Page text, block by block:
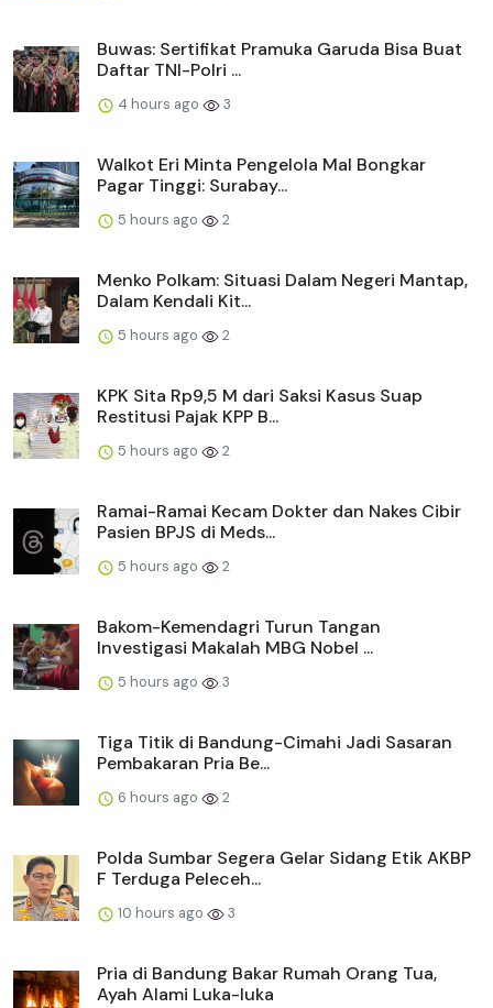
Buwas: Sertifikat Pramuka Garuda Bisa Buat
Daftar TNI-Polri ...
4 hours ago 3
Walkot Eri Minta Pengelola Mal Bongkar
Pagar Tinggi: Surabay...
5 hours ago 2
Menko Polkam: Situasi Dalam Negeri Mantap,
Dalam Kendali Kit...
5 hours ago 2
KPK Sita Rp9,5 M dari Saksi Kasus Suap
Restitusi Pajak KPP B...
5 hours ago 2
Ramai-Ramai Kecam Dokter dan Nakes Cibir
Pasien BPJS di Meds...
5 hours ago 2
Bakom-Kemendagri Turun Tangan
Investigasi Makalah MBG Nobel ...
5 hours ago 3
Tiga Titik di Bandung-Cimahi Jadi Sasaran
Pembakaran Pria Be...
6 hours ago 2
Polda Sumbar Segera Gelar Sidang Etik AKBP
F Terduga Peleceh...
10 hours ago 3
Pria di Bandung Bakar Rumah Orang Tua,
Ayah Alami Luka-luka